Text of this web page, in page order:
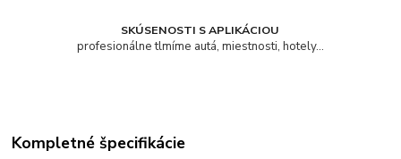
SKÚSENOSTI S APLIKÁCIOU
profesionálne tlmíme autá, miestnosti, hotely...
Kompletné špecifikácie